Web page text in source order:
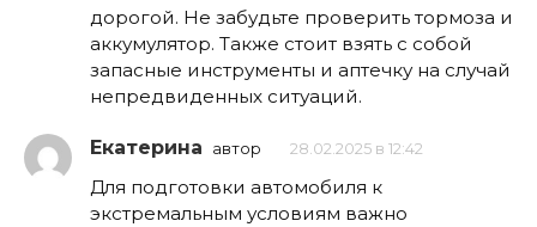
дорогой. Не забудьте проверить тормоза и
аккумулятор. Также стоит взять с собой
запасные инструменты и аптечку на случай
непредвиденных ситуаций.
Екатерина автор 28.02.2025 в 12:42
Для подготовки автомобиля к
экстремальным условиям важно